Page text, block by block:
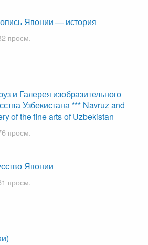
Японии — история
просм.
и Галерея изобразительного
Узбекистана *** Navruz and
of the fine arts of Uzbekistan
просм.
Японии
просм.